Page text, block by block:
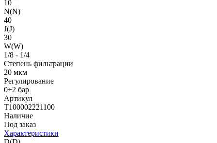
10
N(N)
40
J(J)
30
W(W)
1/8 - 1/4
Степень фильтрации
20 мкм
Регулирование
0÷2 бар
Артикул
T100002221100
Наличие
Под заказ
Характеристики